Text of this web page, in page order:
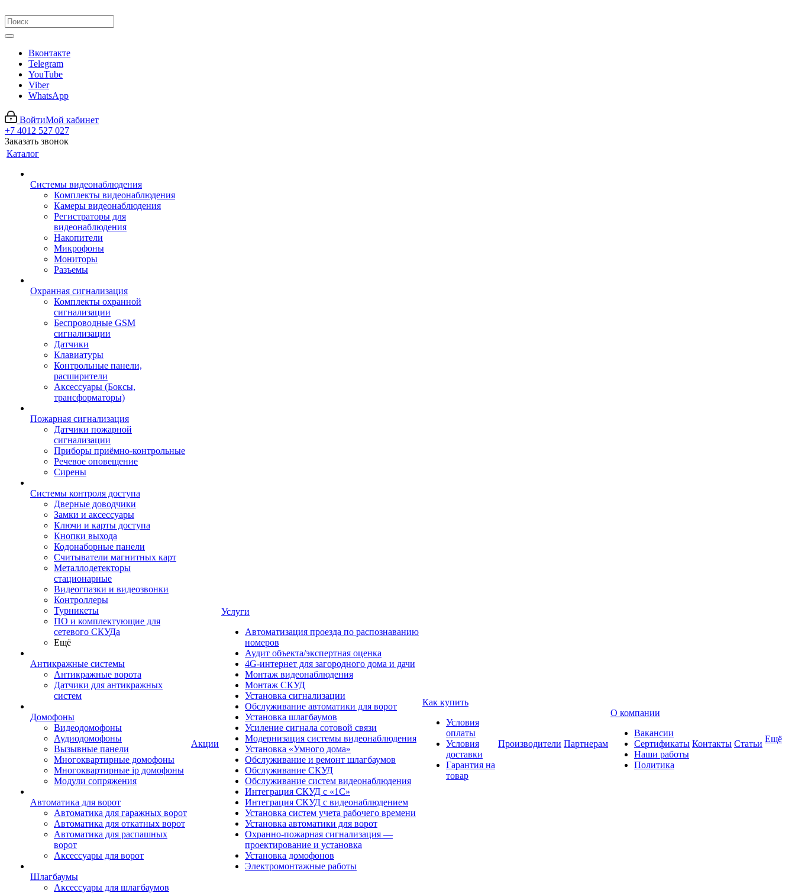
Вконтакте
Telegram
YouTube
Viber
WhatsApp
ВойтиМой кабинет
+7 4012 527 027
Заказать звонок
Каталог
Системы видеонаблюдения
Комплекты видеонаблюдения
Камеры видеонаблюдения
Регистраторы для
видеонаблюдения
Накопители
Микрофоны
Мониторы
Разъемы
Охранная сигнализация
Комплекты охранной
сигнализации
Беспроводные GSM
сигнализации
Датчики
Клавиатуры
Контрольные панели,
расширители
Аксессуары (Боксы,
трансформаторы)
Пожарная сигнализация
Датчики пожарной
сигнализации
Приборы приёмно-контрольные
Речевое оповещение
Сирены
Системы контроля доступа
Дверные доводчики
Замки и аксессуары
Ключи и карты доступа
Кнопки выхода
Кодонаборные панели
Считыватели магнитных карт
Металлодетекторы
стационарные
Видеогпазки и видеозвонки
Контроллеры
Турникеты
ПО и комплектующие для
сетевого СКУДа
Ещё
Антикражные системы
Антикражные ворота
Датчики для антикражных
систем
Домофоны
Видеодомофоны
Аудиодомофоны
Вызывные панели
Многоквартирные домофоны
Многоквартирные ip домофоны
Модули сопряжения
Автоматика для ворот
Автоматика для гаражных ворот
Автоматика для откатных ворот
Автоматика для распашных
ворот
Аксессуары для ворот
Шлагбаумы
Аксессуары для шлагбаумов
Акции
Услуги
Автоматизация проезда по распознаванию
номеров
Аудит объекта/экспертная оценка
4G-интернет для загородного дома и дачи
Монтаж видеонаблюдения
Монтаж СКУД
Установка сигнализации
Обслуживание автоматики для ворот
Установка шлагбаумов
Усиление сигнала сотовой связи
Модернизация системы видеонаблюдения
Установка «Умного дома»
Обслуживание и ремонт шлагбаумов
Обслуживание СКУД
Обслуживание систем видеонаблюдения
Интеграция СКУД с «1С»
Интеграция СКУД с видеонаблюдением
Установка систем учета рабочего времени
Установка автоматики для ворот
Охранно-пожарная сигнализация —
проектирование и установка
Установка домофонов
Электромонтажные работы
Как купить
Условия
оплаты
Условия
доставки
Гарантия на
товар
Производители Партнерам
О компании
Вакансии
Сертификаты
Наши работы
Политика
Контакты Статьи Ещё